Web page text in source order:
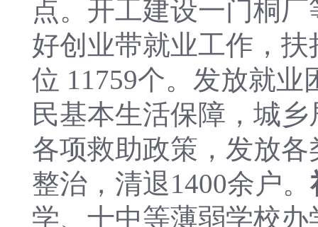
点。 开工建设一门桐厂
好创业带就业工作，
位 11759个。发放就业
民基本生活保障 ，城
各项救助政策，发放
整治，清退1400余户。
学、十中等薄弱学校